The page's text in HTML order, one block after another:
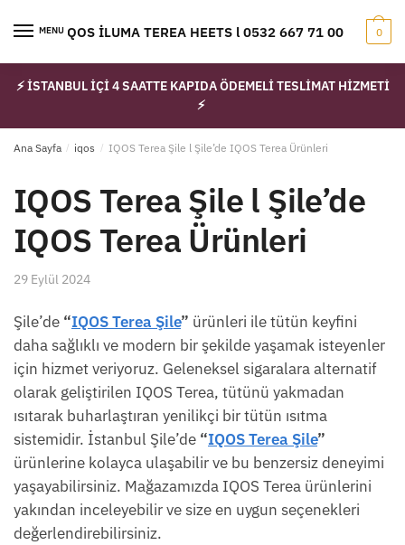
MENUIQOS İLUMA TEREA HEETS l 0532 667 71 00 0
⚡ İSTANBUL İÇİ 4 SAATTE KAPIDA ÖDEMELİ TESLİMAT HİZMETİ
⚡
Ana Sayfa / iqos / IQOS Terea Şile l Şile’de IQOS Terea Ürünleri
IQOS Terea Şile l Şile’de
IQOS Terea Ürünleri
29 Eylül 2024
Şile’de “IQOS Terea Şile” ürünleri ile tütün keyfini
daha sağlıklı ve modern bir şekilde yaşamak isteyenler
için hizmet veriyoruz. Geleneksel sigaralara alternatif
olarak geliştirilen IQOS Terea, tütünü yakmadan
ısıtarak buharlaştıran yenilikçi bir tütün ısıtma
sistemidir. İstanbul Şile’de “IQOS Terea Şile”
ürünlerine kolayca ulaşabilir ve bu benzersiz deneyimi
yaşayabilirsiniz. Mağazamızda IQOS Terea ürünlerini
yakından inceleyebilir ve size en uygun seçenekleri
değerlendirebilirsiniz.